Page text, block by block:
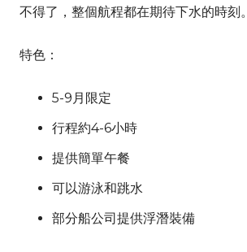
不得了，整個航程都在期待下水的時刻。
特色：
5-9月限定
行程約4-6小時
提供簡單午餐
可以游泳和跳水
部分船公司提供浮潛裝備